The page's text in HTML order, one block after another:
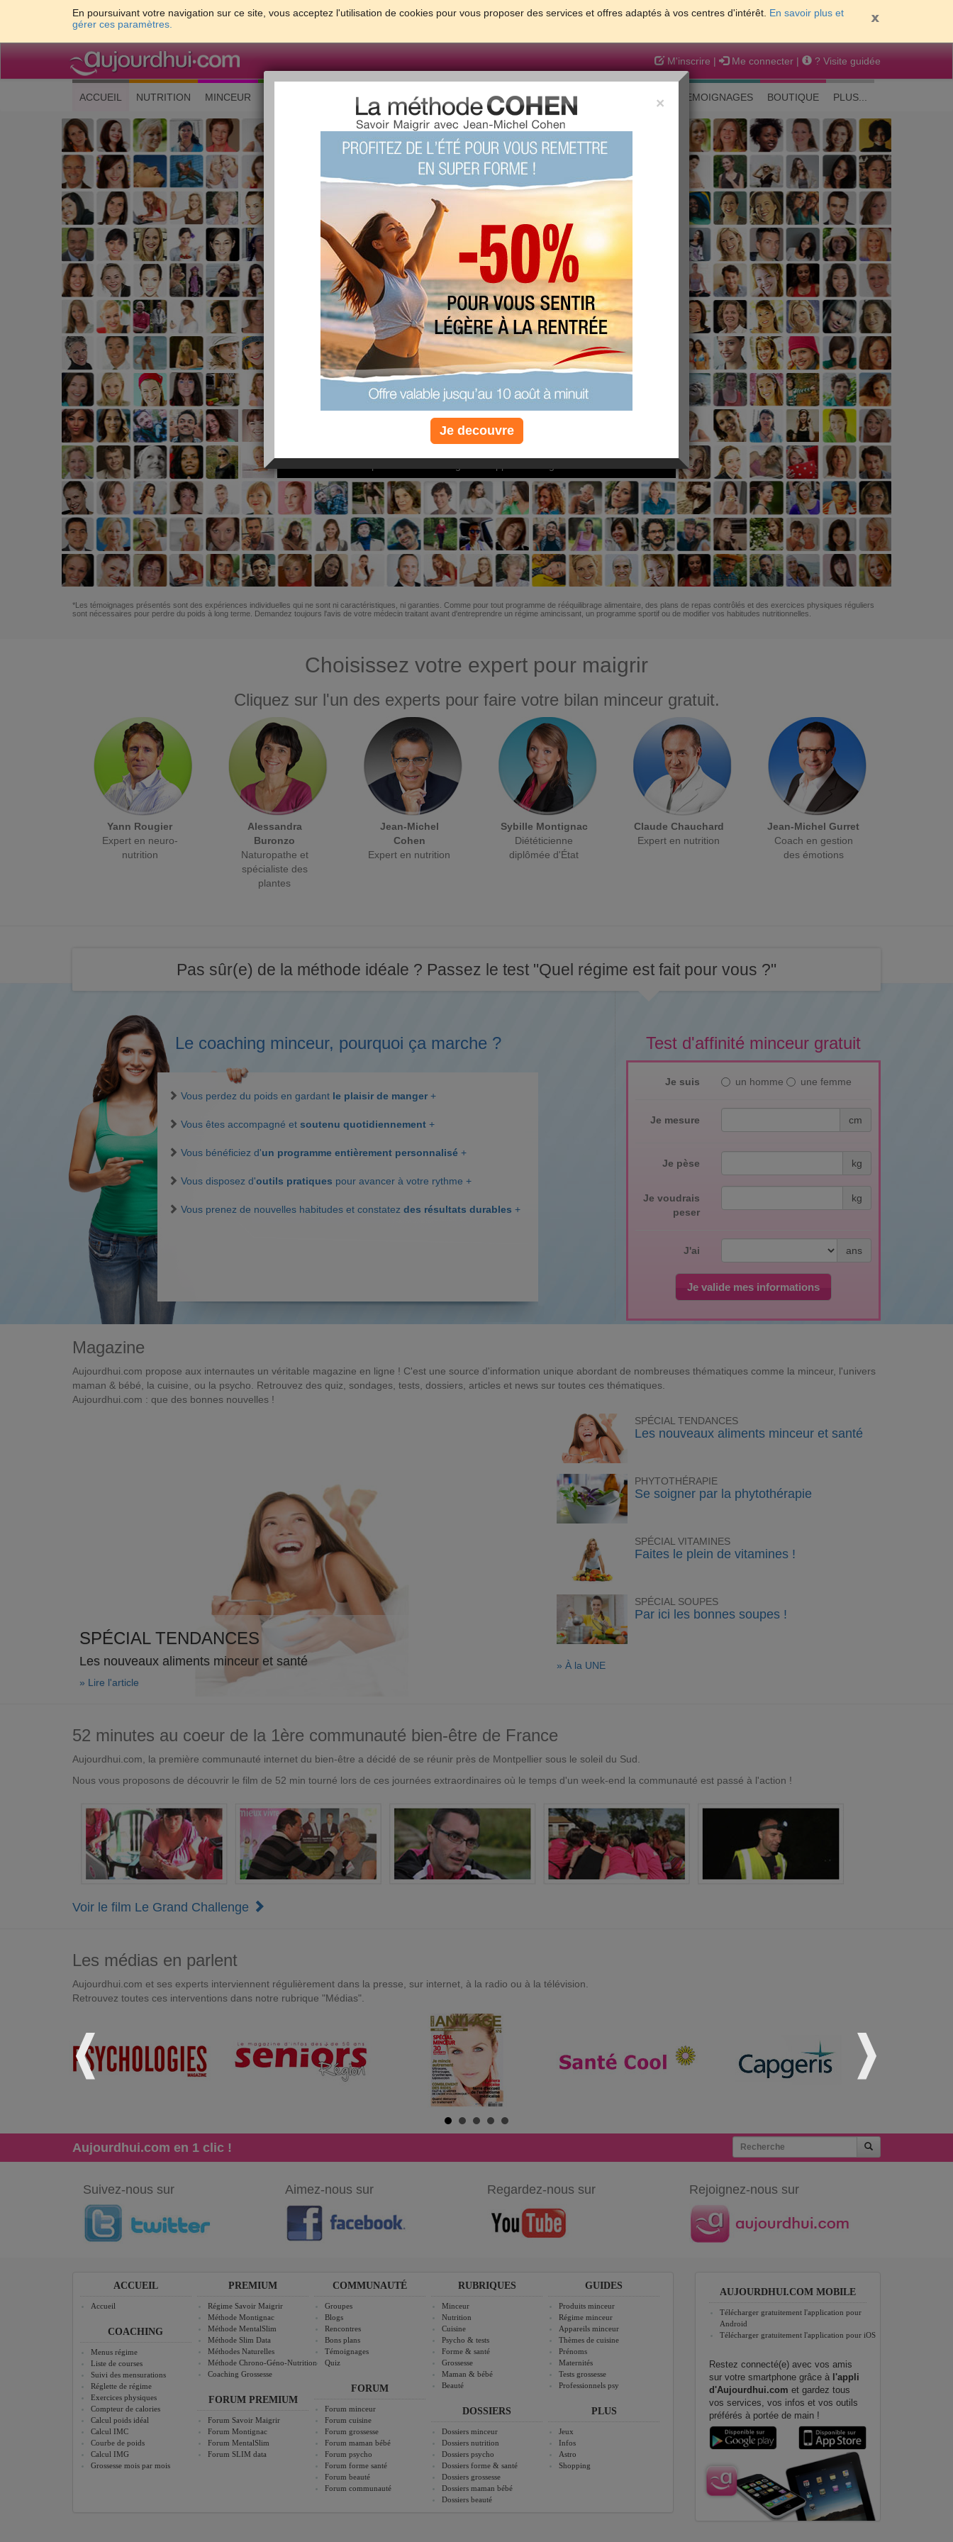
En poursuivant votre navigation sur ce site, vous acceptez l'utilisation de cookies pour vous proposer des services et offres adaptés à vos centres d'intérêt. En savoir plus et
gérer ces paramètres.
M'inscrire | Me connecter | ? Visite guidée
ACCUEIL (current)
NUTRITION MINCEUR FORME & SANTE PSYCHO & TESTS GROSSESSE & BEBE TEMOIGNAGES BOUTIQUE PLUS...
Les meilleures solutions pour maigrir et être bien dans sa peau
PLUS
EFFICACE
PLUS
SANTÉ
PLUS
COACHING
Non, je préfère le régime gratuit
*Les témoignages présentés sont des expériences individuelles qui ne sont ni caractéristiques, ni garanties. Comme pour tout programme de rééquilibrage alimentaire, des plans de repas contrôlés et des exercices physiques réguliers
sont nécessaires pour perdre du poids à long terme. Demandez toujours l'avis de votre médecin traitant avant d'entreprendre un régime amincissant, un programme sportif ou de modifier vos habitudes nutritionnelles.
Choisissez votre expert pour maigrir
Cliquez sur l'un des experts pour faire votre bilan minceur gratuit.
Yann Rougier
Expert en neuro-
nutrition
Alessandra
Buronzo
Naturopathe et
spécialiste des
plantes
Jean-Michel
Cohen
Expert en nutrition
Sybille Montignac
Diététicienne
diplômée d'État
Claude Chauchard
Expert en nutrition
Jean-Michel Gurret
Coach en gestion
des émotions
Pas sûr(e) de la méthode idéale ? Passez le test "Quel régime est fait pour vous ?"
Test d'affinité minceur gratuit
Je suis un homme une femme
Je mesure cm
Je pèse kg
Je voudrais
peser
kg
J'ai ans
Je valide mes informations
Le coaching minceur, pourquoi ça marche ?
Vous perdez du poids en gardant le plaisir de manger +
Vous êtes accompagné et soutenu quotidiennement +
Vous bénéficiez d'un programme entièrement personnalisé +
Vous disposez d'outils pratiques pour avancer à votre rythme +
Vous prenez de nouvelles habitudes et constatez des résultats durables +
Magazine
Aujourdhui.com propose aux internautes un véritable magazine en ligne ! C'est une source d'information unique abordant de nombreuses thématiques comme la minceur, l'univers
maman & bébé, la cuisine, ou la psycho. Retrouvez des quiz, sondages, tests, dossiers, articles et news sur toutes ces thématiques.
Aujourdhui.com : que des bonnes nouvelles !
SPÉCIAL TENDANCES
Les nouveaux aliments minceur et santé
» Lire l'article
SPÉCIAL TENDANCES
Les nouveaux aliments minceur et santé
PHYTOTHÉRAPIE
Se soigner par la phytothérapie
SPÉCIAL VITAMINES
Faites le plein de vitamines !
SPÉCIAL SOUPES
Par ici les bonnes soupes !
» À la UNE
52 minutes au coeur de la 1ère communauté bien-être de France
Aujourdhui.com, la première communauté internet du bien-être a décidé de se réunir près de Montpellier sous le soleil du Sud.
Nous vous proposons de découvrir le film de 52 min tourné lors de ces journées extraordinaires où le temps d'un week-end la communauté est passé à l'action !
Voir le film Le Grand Challenge
Les médias en parlent
Aujourdhui.com et ses experts interviennent régulièrement dans la presse, sur internet, à la radio ou à la télévision.
Retrouvez toutes ces interventions dans notre rubrique "Médias".
Aujourdhui.com en 1 clic !
Suivez-nous sur Aimez-nous sur Regardez-nous sur Rejoignez-nous sur
ACCUEIL
Accueil
COACHING
Menus régime
Liste de courses
Suivi des mensurations
Réglette de régime
Exercices physiques
Compteur de calories
Calcul poids idéal
Calcul IMC
Courbe de poids
Calcul IMG
Grossesse mois par mois
PREMIUM
Régime Savoir Maigrir
Méthode Montignac
Méthode MentalSlim
Méthode Slim Data
Méthodes Naturelles
Méthode Chrono-Géno-Nutrition
Coaching Grossesse
FORUM PREMIUM
Forum Savoir Maigrir
Forum Montignac
Forum MentalSlim
Forum SLIM data
COMMUNAUTÉ
Groupes
Blogs
Rencontres
Bons plans
Témoignages
Quiz
FORUM
Forum minceur
Forum cuisine
Forum grossesse
Forum maman bébé
Forum psycho
Forum forme santé
Forum beauté
Forum communauté
RUBRIQUES
Minceur
Nutrition
Cuisine
Psycho & tests
Forme & santé
Grossesse
Maman & bébé
Beauté
DOSSIERS
Dossiers minceur
Dossiers nutrition
Dossiers psycho
Dossiers forme & santé
Dossiers grossesse
Dossiers maman bébé
Dossiers beauté
GUIDES
Produits minceur
Régime minceur
Appareils minceur
Thèmes de cuisine
Prénoms
Maternités
Tests grossesse
Professionnels psy
PLUS
Jeux
Infos
Astro
Shopping
AUJOURDHUI.COM MOBILE
Télécharger gratuitement l'application pour
Android
Télécharger gratuitement l'application pour iOS
Restez connecté(e) avec vos amis
sur votre smartphone grâce à l'appli
d'Aujourdhui.com et gardez tous
vos services, vos infos et vos outils
préférés à portée de main !
×
Je decouvre